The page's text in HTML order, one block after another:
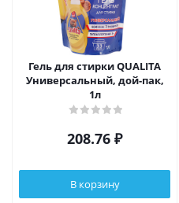
Гель для стирки QUALITA
Универсальный, дой-пак,
1л
208.76 ₽
В корзину